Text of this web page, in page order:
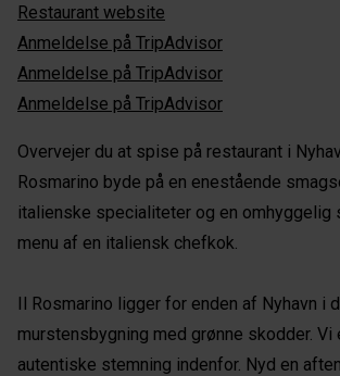
Restaurant website
Anmeldelse på TripAdvisor
Anmeldelse på TripAdvisor
Anmeldelse på TripAdvisor
Overvejer du at spise på restaurant i
Rosmarino byde på en enestående
italienske specialiteter og en omhyggelig
menu af en italiensk chefkok.
Il Rosmarino ligger for enden af Nyhavn i
murstensbygning med grønne skodder. Vi
autentiske stemning indenfor. Nyd en